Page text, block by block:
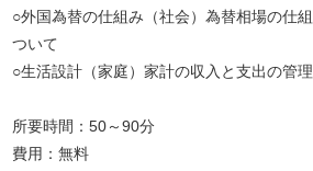
○外国為替の仕組み（社会）為替相場の仕
ついて
○生活設計（家庭）家計の収入と支出の管
所要時間：50～90分
費用：無料